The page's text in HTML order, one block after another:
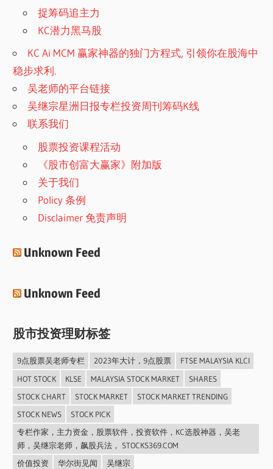
捉筹码追主力
KC潜力黑马股
KC Ai MCM 赢家神器的独门方程式, 引领你在股海中
稳步求利.
吴老师的平台链接
吴继宗星洲日报专栏投资周刊筹码K线
联系我们
股票投资课程活动
《股市创富大赢家》附加版
关于我们
Policy 条例
Disclaimer 免责声明
Unknown Feed
Unknown Feed
股市投资理财标签
9点股票吴老师专栏 2023年大计，9点股票
FTSE MALAYSIA KLCI
HOT STOCK
KLSE MALAYSIA STOCK MARKET
SHARES
STOCK CHART
STOCK MARKET
STOCK MARKET TRENDING
STOCK NEWS
STOCK PICK
专栏作家，主力资金，股票软件，投资软件，KC选股神器，吴老
师，吴继宗老师，飙股兵法， STOCKS369.COM
价值投资
华尔街见闻
吴继宗